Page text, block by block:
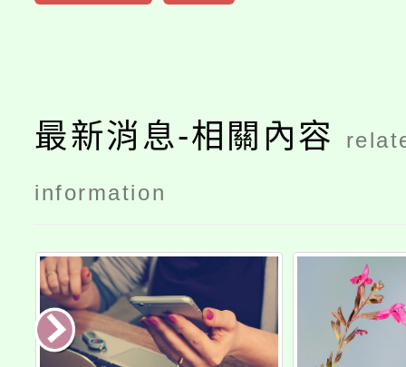
最新消息-相關內容
information